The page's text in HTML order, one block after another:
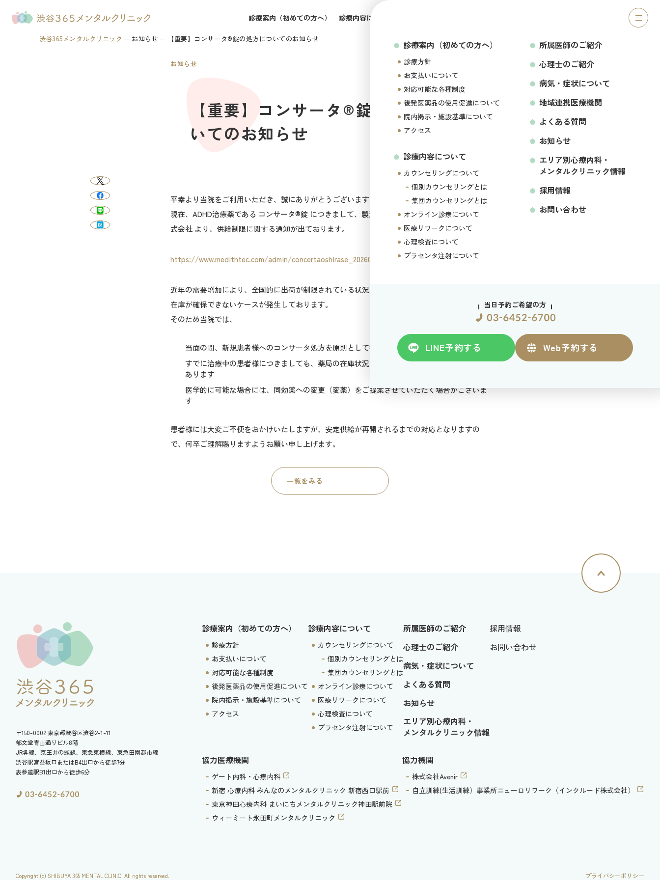
診療案内（初めての方へ） 診療内容について
診療案内（初めての方へ）
診療方針
お支払いについて
対応可能な各種制度
後発医薬品の使用促進について
院内掲示・施設基準について
アクセス
診療内容について
カウンセリングについて
個別カウンセリングとは
集団カウンセリングとは
オンライン診療について
医療リワークについて
心理検査について
プラセンタ注射について
所属医師のご紹介
心理士のご紹介
病気・症状について
地域連携医療機関
よくある質問
お知らせ
エリア別心療内科・
メンタルクリニック情報
採用情報
お問い合わせ
当日予約ご希望の方
LINE予約する Web予約する
渋谷365メンタルクリニック お知らせ 【重要】コンサータ®錠の処方についてのお知らせ
お知らせ
【重要】コンサータ®錠の処方につ
いてのお知らせ
平素より当院をご利用いただき、誠にありがとうございます。
現在、ADHD治療薬である コンサータ®錠 につきまして、製造販売元である ヤンセンファーマ株
式会社 より、供給制限に関する通知が出ております。
https://www.medithtec.com/admin/concertaoshirase_202602.pdf
近年の需要増加により、全国的に出荷が制限されている状況が続いており、薬局において十分な
在庫が確保できないケースが発生しております。
そのため当院では、
当面の間、新規患者様へのコンサータ処方を原則として控えさせていただきます
すでに治療中の患者様につきましても、薬局の在庫状況によってはお渡しできない可能性が
あります
医学的に可能な場合には、同効薬への変更（変薬）をご提案させていただく場合がございま
す
患者様には大変ご不便をおかけいたしますが、安定供給が再開されるまでの対応となりますの
で、何卒ご理解賜りますようお願い申し上げます。
一覧をみる
〒150-0002東京都渋谷区渋谷2-1-11
郁文堂青山通りビル8階
JR各線、京王井の頭線、東急東横線、東急田園都市線
渋谷駅宮益坂口またはB4出口から徒歩7分
表参道駅B1出口から徒歩6分
診療案内（初めての方へ）
診療方針
お支払いについて
対応可能な各種制度
後発医薬品の使用促進について
院内掲示・施設基準について
アクセス
診療内容について
カウンセリングについて
個別カウンセリングとは
集団カウンセリングとは
オンライン診療について
医療リワークについて
心理検査について
プラセンタ注射について
所属医師のご紹介
心理士のご紹介
病気・症状について
よくある質問
お知らせ
エリア別心療内科・
メンタルクリニック情報
採用情報
お問い合わせ
協力医療機関
ゲート内科・心療内科
新宿 心療内科 みんなのメンタルクリニック 新宿西口駅前
東京神田心療内科 まいにちメンタルクリニック神田駅前院
ウィーミート永田町メンタルクリニック
協力機関
株式会社Avenir
自立訓練(生活訓練）事業所ニューロリワーク（インクルード株式会社）
Copyright (c) SHIBUYA 365 MENTAL CLINIC. All rights reserved. プライバシーポリシー